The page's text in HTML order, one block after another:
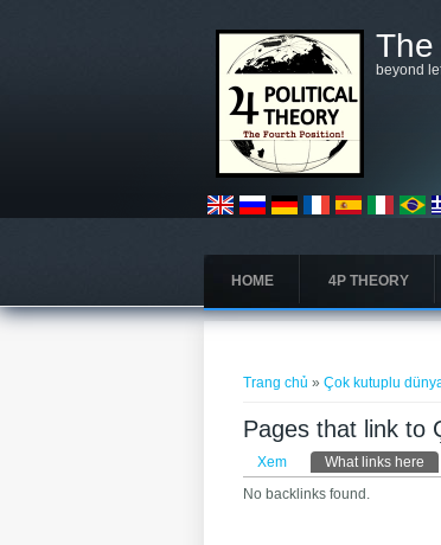
beyond
HOME 4P THEORY
Trang chủ »Çok kutuplu
Pages that link to
Tab chính
Xem What links here
No backlinks found.